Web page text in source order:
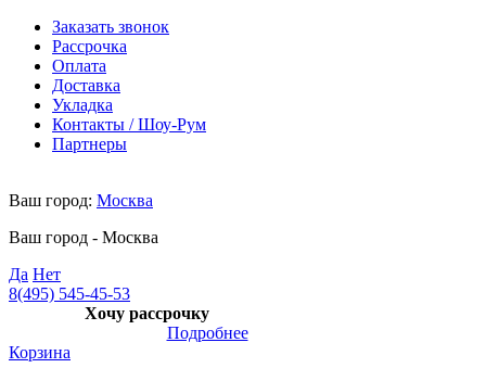
Заказать звонок
Рассрочка
Оплата
Доставка
Укладка
Контакты / Шоу-Рум
Партнеры
Ваш город: Москва
Ваш город - Москва
Да Нет
8(495) 545-45-53
Хочу рассрочку
Подробнее
Корзина